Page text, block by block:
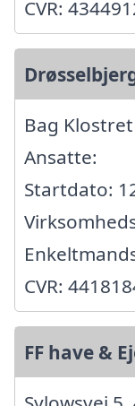
CVR:
Bag
Ansatte:
Startdato:
CVR:
FF have &